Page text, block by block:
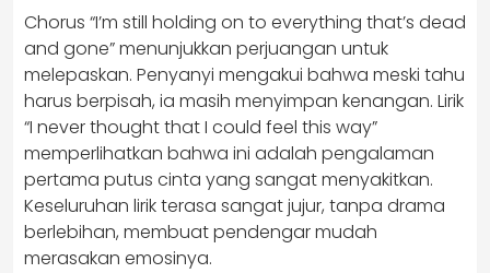
Chorus “I’m still holding on to everything that’s dead
and gone” menunjukkan perjuangan untuk
melepaskan. Penyanyi mengakui bahwa meski tahu
harus berpisah, ia masih menyimpan kenangan. Lirik
“I never thought that I could feel this way”
memperlihatkan bahwa ini adalah pengalaman
pertama putus cinta yang sangat menyakitkan.
Keseluruhan lirik terasa sangat jujur, tanpa drama
berlebihan, membuat pendengar mudah
merasakan emosinya.